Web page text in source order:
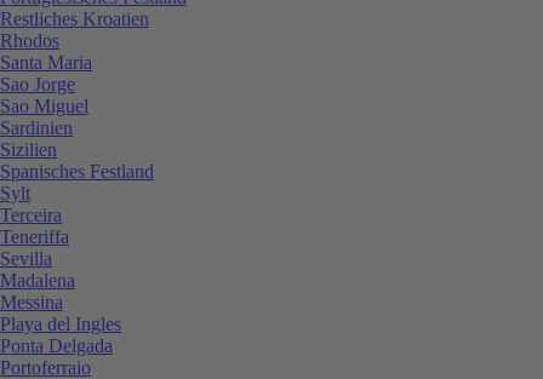
Restliches Kroatien
Rhodos
Santa Maria
Sao Jorge
Sao Miguel
Sardinien
Sizilien
Spanisches Festland
Sylt
Terceira
Teneriffa
Sevilla
Madalena
Messina
Playa del Ingles
Ponta Delgada
Portoferraio